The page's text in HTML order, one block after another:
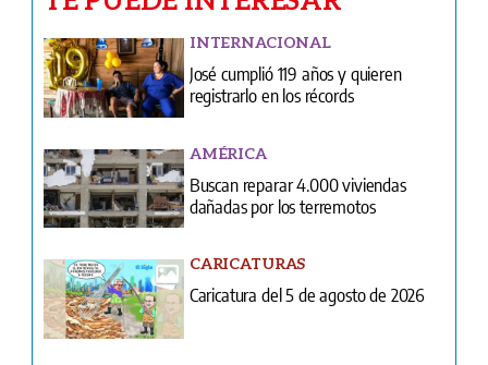
AMÉRICA
Buscan reparar 4.000 viviendas
dañadas por los terremotos
CARICATURAS
Caricatura del 5 de agosto de 2026
CURIOSIDADES
Coloca una moneda en tu zapato